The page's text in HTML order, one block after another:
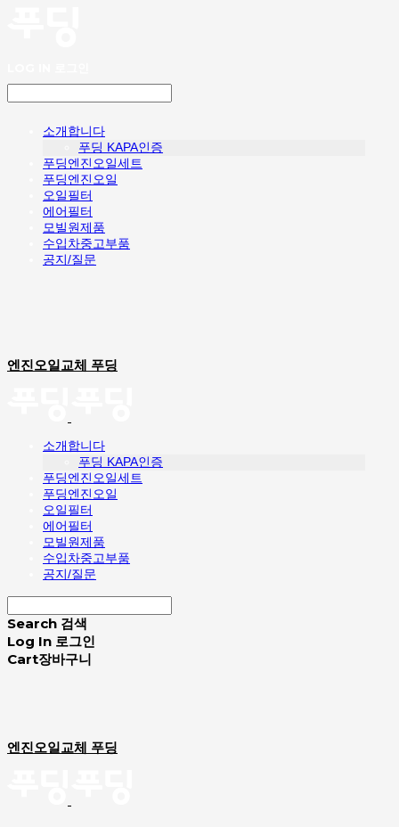
소개합니다
푸딩 KAPA인증
푸딩엔진오일세트
푸딩엔진오일
오일필터
에어필터
모빌원제품
수입차중고부품
공지/질문
엔진오일교체 푸딩
소개합니다
푸딩 KAPA인증
푸딩엔진오일세트
푸딩엔진오일
오일필터
에어필터
모빌원제품
수입차중고부품
공지/질문
Search 검색
Log In 로그인
Cart장바구니
엔진오일교체 푸딩